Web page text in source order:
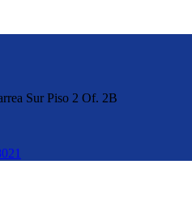
Sur Piso 2 Of. 2B